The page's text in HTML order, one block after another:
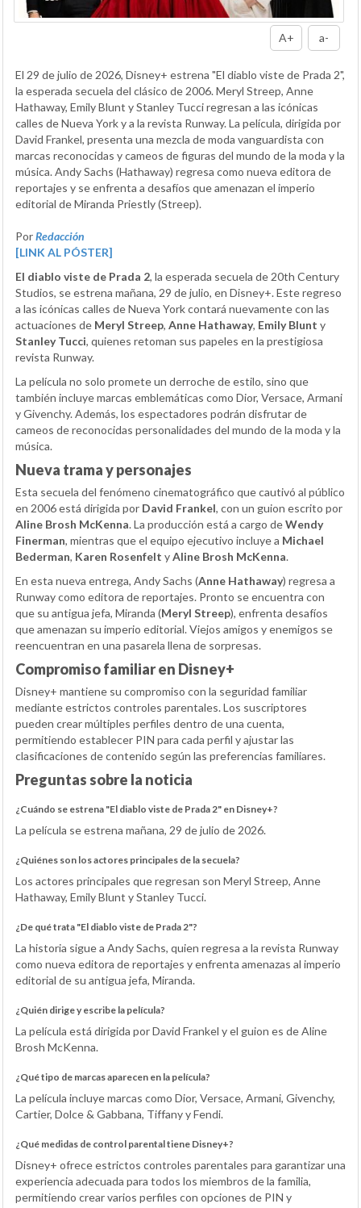
A+ a-
El 29 de julio de 2026, Disney+ estrena "El diablo viste de Prada 2",
la esperada secuela del clásico de 2006. Meryl Streep, Anne
Hathaway, Emily Blunt y Stanley Tucci regresan a las icónicas
calles de Nueva York y a la revista Runway. La película, dirigida por
David Frankel, presenta una mezcla de moda vanguardista con
marcas reconocidas y cameos de figuras del mundo de la moda y la
música. Andy Sachs (Hathaway) regresa como nueva editora de
reportajes y se enfrenta a desafíos que amenazan el imperio
editorial de Miranda Priestly (Streep).
PorRedacción
[LINK AL PÓSTER]
El diablo viste de Prada 2, la esperada secuela de 20th Century
Studios, se estrena mañana, 29 de julio, en Disney+. Este regreso
a las icónicas calles de Nueva York contará nuevamente con las
actuaciones de Meryl Streep, Anne Hathaway, Emily Blunt y
Stanley Tucci, quienes retoman sus papeles en la prestigiosa
revista Runway.
La película no solo promete un derroche de estilo, sino que
también incluye marcas emblemáticas como Dior, Versace, Armani
y Givenchy. Además, los espectadores podrán disfrutar de
cameos de reconocidas personalidades del mundo de la moda y la
música.
Nueva trama y personajes
Esta secuela del fenómeno cinematográfico que cautivó al público
en 2006 está dirigida por David Frankel, con un guion escrito por
Aline Brosh McKenna. La producción está a cargo deWendy
Finerman, mientras que el equipo ejecutivo incluye a Michael
Bederman, Karen Rosenfelt yAline Brosh McKenna.
En esta nueva entrega, Andy Sachs (Anne Hathaway) regresa a
Runway como editora de reportajes. Pronto se encuentra con
que su antigua jefa, Miranda (Meryl Streep), enfrenta desafíos
que amenazan su imperio editorial. Viejos amigos y enemigos se
reencuentran en una pasarela llena de sorpresas.
Compromiso familiar en Disney+
Disney+ mantiene su compromiso con la seguridad familiar
mediante estrictos controles parentales. Los suscriptores
pueden crear múltiples perfiles dentro de una cuenta,
permitiendo establecer PIN para cada perfil y ajustar las
clasificaciones de contenido según las preferencias familiares.
Preguntas sobre la noticia
¿Cuándo se estrena "El diablo viste de Prada 2" en Disney+?
La película se estrena mañana, 29 de julio de 2026.
¿Quiénes son los actores principales de la secuela?
Los actores principales que regresan son Meryl Streep, Anne
Hathaway, Emily Blunt y Stanley Tucci.
¿De qué trata "El diablo viste de Prada 2"?
La historia sigue a Andy Sachs, quien regresa a la revista Runway
como nueva editora de reportajes y enfrenta amenazas al imperio
editorial de su antigua jefa, Miranda.
¿Quién dirige y escribe la película?
La película está dirigida por David Frankel y el guion es de Aline
Brosh McKenna.
¿Qué tipo de marcas aparecen en la película?
La película incluye marcas como Dior, Versace, Armani, Givenchy,
Cartier, Dolce & Gabbana, Tiffany y Fendi.
¿Qué medidas de control parental tiene Disney+?
Disney+ ofrece estrictos controles parentales para garantizar una
experiencia adecuada para todos los miembros de la familia,
permitiendo crear varios perfiles con opciones de PIN y